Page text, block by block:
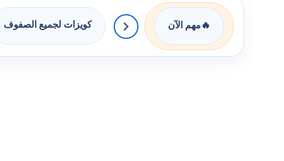
🔥 مهم الآن كويزات لجميع الصفوف